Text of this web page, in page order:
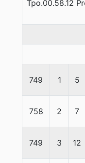
Tpo.00.58.12
749 1 5
758 2 7
749 3 12